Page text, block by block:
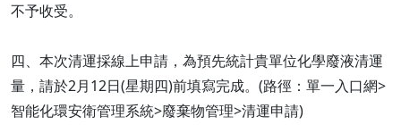
不予收受。
四、本次清運採線上申請，為預先統計貴單位化學廢液清運
量，請於2月12日(星期四)前填寫完成。(路徑：單一入口網>
智能化環安衛管理系統>廢棄物管理>清運申請)